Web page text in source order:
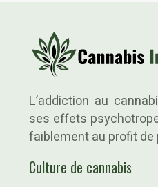
L’addiction au
ses effets
faiblement au profit de
Culture de cannabis